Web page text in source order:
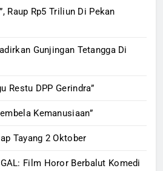
Raup Rp5 Triliun Di Pekan
Gunjingan Tetangga Di
Restu DPP Gerindra”
Kemanusiaan”
Tayang 2 Oktober
Film Horor Berbalut Komedi